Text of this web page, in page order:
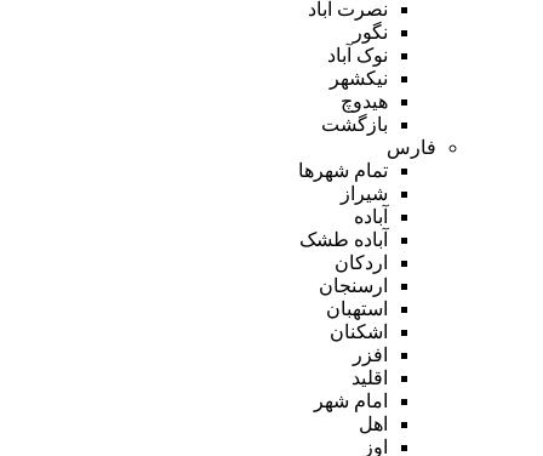
نصرت آباد
نگور
نوک آباد
نیکشهر
هیدوچ
بازگشت
فارس
تمام شهر‌ها
شیراز
آباده
آباده طشک
اردکان
ارسنجان
استهبان
اشکنان
افزر
اقلید
امام شهر
اهل
اوز